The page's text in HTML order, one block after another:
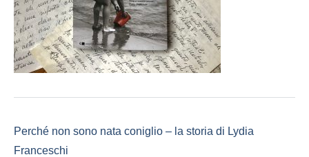
Perché non sono nata coniglio – la storia di Lydia
Franceschi